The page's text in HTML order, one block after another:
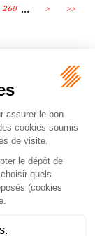
268 ... > >>